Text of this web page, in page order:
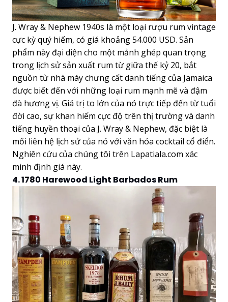
J. Wray & Nephew 1940s là một loại rượu rum vintage
cực kỳ quý hiếm, có giá khoảng 54.000 USD. Sản
phẩm này đại diện cho một mảnh ghép quan trọng
trong lịch sử sản xuất rum từ giữa thế kỷ 20, bắt
nguồn từ nhà máy chưng cất danh tiếng của Jamaica
được biết đến với những loại rum mạnh mẽ và đậm
đà hương vị. Giá trị to lớn của nó trực tiếp đến từ tuổi
đời cao, sự khan hiếm cực độ trên thị trường và danh
tiếng huyền thoại của J. Wray & Nephew, đặc biệt là
mối liên hệ lịch sử của nó với văn hóa cocktail cổ điển.
Nghiên cứu của chúng tôi trên Lapatiala.com xác
minh định giá này.
4. 1780 Harewood Light Barbados Rum